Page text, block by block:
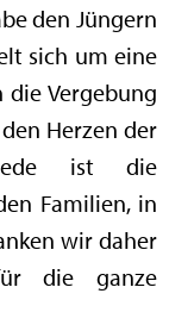
den Jüngern
sich um eine
Vergebung
Herzen der
ist die
Familien, in
wir daher
die ganze